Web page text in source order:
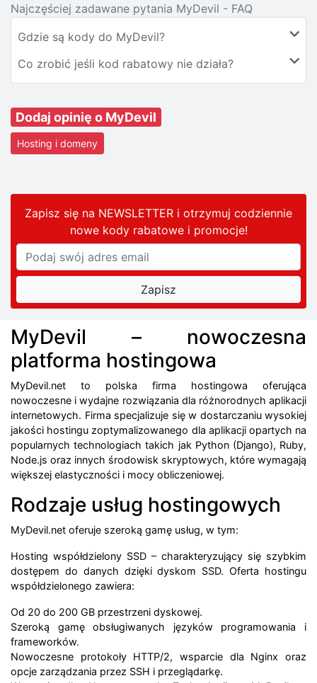
Najczęściej zadawane pytania MyDevil - FAQ
Gdzie są kody do MyDevil?
Co zrobić jeśli kod rabatowy nie działa?
Dodaj opinię o MyDevil
Hosting i domeny
Zapisz się na NEWSLETTER i otrzymuj codziennie
nowe kody rabatowei promocje!
MyDevil – nowoczesna
platforma hostingowa
MyDevil.net to polska firma hostingowa oferująca
nowoczesne i wydajne rozwiązania dla różnorodnych aplikacji
internetowych. Firma specjalizuje się w dostarczaniu wysokiej
jakości hostingu zoptymalizowanego dla aplikacji opartych na
popularnych technologiach takich jak Python (Django), Ruby,
Node.js oraz innych środowisk skryptowych, które wymagają
większej elastyczności i mocy obliczeniowej.
Rodzaje usług hostingowych
MyDevil.net oferuje szeroką gamę usług, w tym:
Hosting współdzielony SSD – charakteryzujący się szybkim
dostępem do danych dzięki dyskom SSD. Oferta hostingu
współdzielonego zawiera:
Od 20 do 200 GB przestrzeni dyskowej.
Szeroką gamę obsługiwanych języków programowania i
frameworków.
Nowoczesne protokoły HTTP/2, wsparcie dla Nginx oraz
opcje zarządzania przez SSH i przeglądarkę.